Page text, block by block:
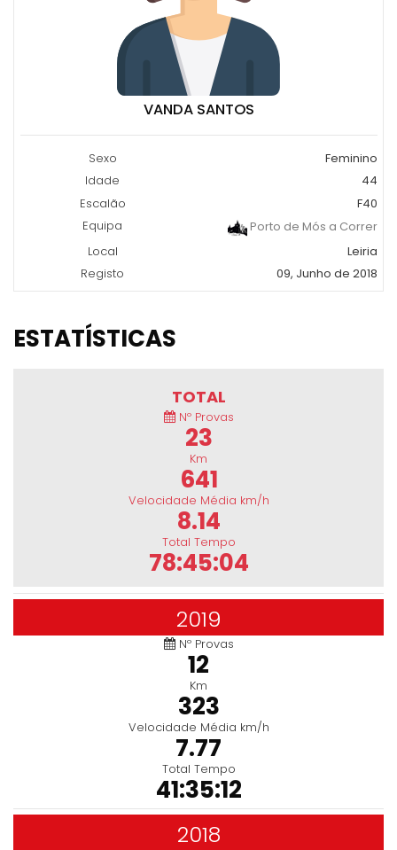
VANDA SANTOS
Sexo
Feminino
Idade
44
Escalão
F40
Equipa
Porto de Mós a Correr
Local
Leiria
Registo
09, Junho de 2018
ESTATÍSTICAS
TOTAL
Nº Provas
23
Km
641
Velocidade Média km/h
8.14
Total Tempo
78:45:04
2019
Nº Provas
12
Km
323
Velocidade Média km/h
7.77
Total Tempo
41:35:12
2018